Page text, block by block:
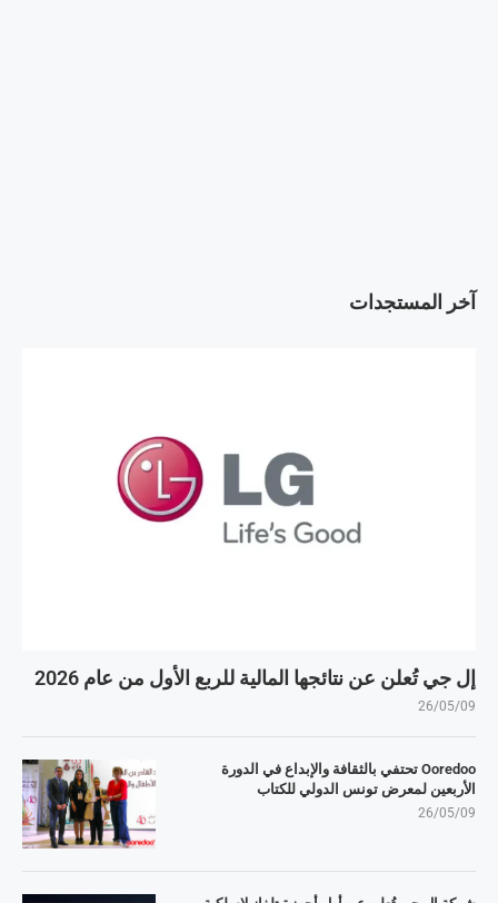
آخر المستجدات
إل جي تُعلن عن نتائجها المالية للربع الأول من عام 2026
26/05/09
Ooredoo تحتفي بالثقافة والإبداع في الدورة
الأربعين لمعرض تونس الدولي للكتاب
26/05/09